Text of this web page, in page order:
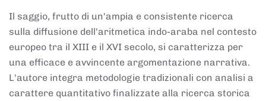
Il saggio, frutto di un'ampia e consistente ricerca
sulla diffusione dell'aritmetica indo-araba nel contesto
europeo tra il XIII e il XVI secolo, si caratterizza per
una efficace e avvincente argomentazione narrativa.
L'autore integra metodologie tradizionali con analisi a
carattere quantitativo finalizzate alla ricerca storica